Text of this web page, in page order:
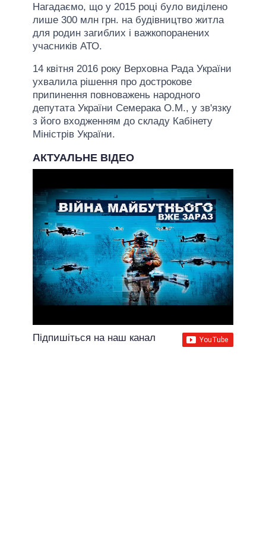
Нагадаємо, що у 2015 році було виділено
лише 300 млн грн. на будівництво житла
для родин загиблих і важкопоранених
учасників АТО.
14 квітня 2016 року Верховна Рада України
ухвалила рішення про дострокове
припинення повноважень народного
депутата України Семерака О.М., у зв'язку
з його входженням до складу Кабінету
Міністрів України.
АКТУАЛЬНЕ ВІДЕО
Підпишіться на наш канал